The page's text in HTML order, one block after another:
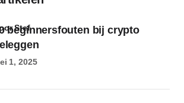
beginnersfouten bij crypto
Stef
1, 2025